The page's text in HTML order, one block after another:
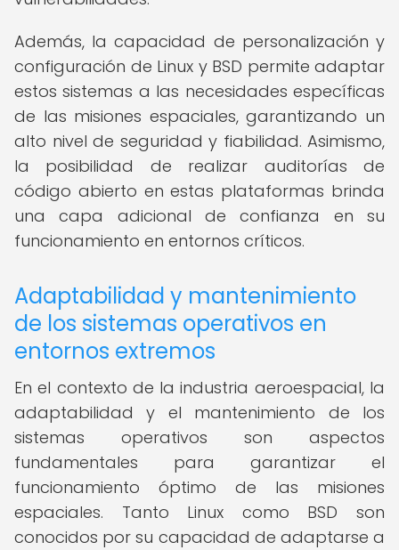
Además, la capacidad de personalización y
configuración de Linux y BSD permite adaptar
estos sistemas a las necesidades específicas
de las misiones espaciales, garantizando un
alto nivel de seguridad y fiabilidad. Asimismo,
la posibilidad de realizar auditorías de
código abierto en estas plataformas brinda
una capa adicional de confianza en su
funcionamiento en entornos críticos.
Adaptabilidad y mantenimiento
de los sistemas operativos en
entornos extremos
En el contexto de la industria aeroespacial, la
adaptabilidad y el mantenimiento de los
sistemas operativos son aspectos
fundamentales para garantizar el
funcionamiento óptimo de las misiones
espaciales. Tanto Linux como BSD son
conocidos por su capacidad de adaptarse a